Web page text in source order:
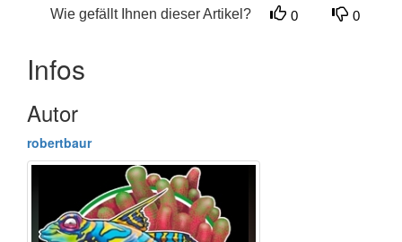
Wie gefällt Ihnen dieser Artikel? 0 0
Infos
Autor
robertbaur